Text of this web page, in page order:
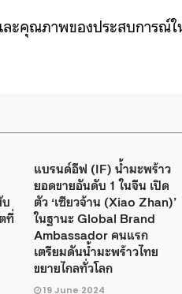
ละคุณภาพของประสบการณ์
ที่
แบรนด์อีฟ (IF) น้ำมะพร้าว
ยอดขายอันดับ 1 ในจีน เปิด
ตัว ‘เซียวจ้าน (Xiao Zhan)’
ในฐานะ Global Brand
Ambassador คนแรก
เตรียมดันน้ำมะพร้าวไทย
ขยายไกลทั่วโลก
19 June 2024